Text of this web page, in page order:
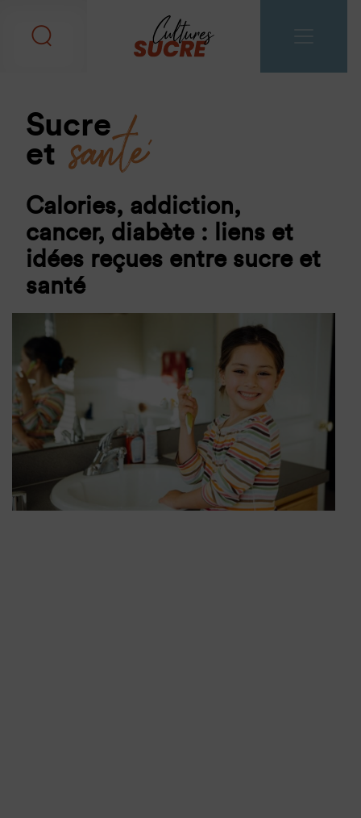
Sucre
et santé
Calories, addiction,
cancer, diabète : liens et
idées reçues entre sucre et
santé